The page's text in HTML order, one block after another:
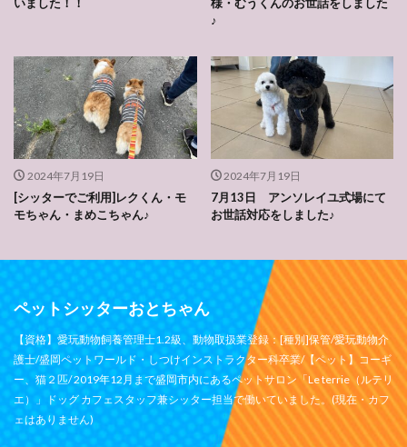
♪
2024年7月19日
[シッターでご利用]レクくん・モ
モちゃん・まめこちゃん♪
2024年7月19日
7月13日 アンソレイユ式場にて
お世話対応をしました♪
ペットシッターおとちゃん
【資格】愛玩動物飼養管理士1.2級、動物取扱業登録：[種別]保管/愛玩動物介
護士/盛岡ペットワールド・しつけインストラクター科卒業/【ペット】コーギ
ー、猫２匹/ 2019年12月まで盛岡市内にあるペットサロン「Le terrie（ルテリ
エ）」ドッグ カフェスタッフ兼シッター担当で働いていました。(現在・カフ
ェはありません)